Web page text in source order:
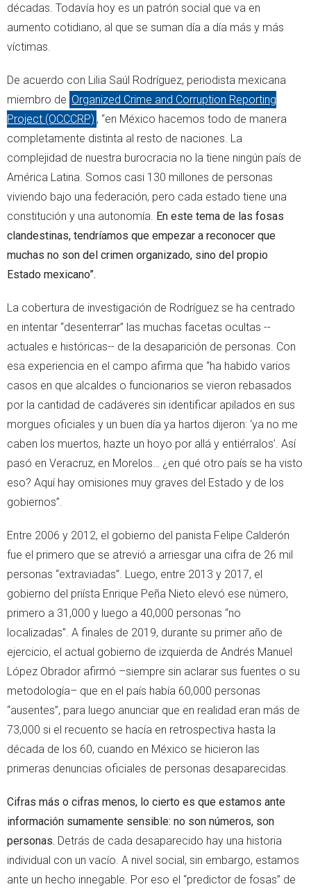
décadas. Todavía hoy es un patrón social que va en
aumento cotidiano, al que se suman día a día más y más
víctimas.
De acuerdo con Lilia Saúl Rodríguez, periodista mexicana
miembro de Organized Crime and Corruption Reporting
Project (OCCCRP) , “en México hacemos todo de manera
completamente distinta al resto de naciones. La
complejidad de nuestra burocracia no la tiene ningún país de
América Latina. Somos casi 130 millones de personas
viviendo bajo una federación, pero cada estado tiene una
constitución y una autonomía. En este tema de las fosas
clandestinas, tendríamos que empezar a reconocer que
muchas no son del crimen organizado, sino del propio
Estado mexicano”.
La cobertura de investigación de Rodríguez se ha centrado
en intentar “desenterrar” las muchas facetas ocultas --
actuales e históricas-- de la desaparición de personas. Con
esa experiencia en el campo afirma que “ha habido varios
casos en que alcaldes o funcionarios se vieron rebasados
por la cantidad de cadáveres sin identificar apilados en sus
morgues oficiales y un buen día ya hartos dijeron: ‘ya no me
caben los muertos, hazte un hoyo por allá y entiérralos’. Así
pasó en Veracruz, en Morelos… ¿en qué otro país se ha visto
eso? Aquí hay omisiones muy graves del Estado y de los
gobiernos”.
Entre 2006 y 2012, el gobierno del panista Felipe Calderón
fue el primero que se atrevió a arriesgar una cifra de 26 mil
personas “extraviadas”. Luego, entre 2013 y 2017, el
gobierno del priísta Enrique Peña Nieto elevó ese número,
primero a 31,000 y luego a 40,000 personas “no
localizadas”. A finales de 2019, durante su primer año de
ejercicio, el actual gobierno de izquierda de Andrés Manuel
López Obrador afirmó –siempre sin aclarar sus fuentes o su
metodología– que en el país había 60,000 personas
“ausentes”, para luego anunciar que en realidad eran más de
73,000 si el recuento se hacía en retrospectiva hasta la
década de los 60, cuando en México se hicieron las
primeras denuncias oficiales de personas desaparecidas.
Cifras más o cifras menos, lo cierto es que estamos ante
información sumamente sensible: no son números, son
personas. Detrás de cada desaparecido hay una historia
individual con un vacío. A nivel social, sin embargo, estamos
ante un hecho innegable. Por eso el “predictor de fosas” de